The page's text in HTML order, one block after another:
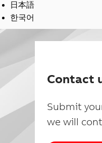
日本語
한국어
Contact
Submit
we will